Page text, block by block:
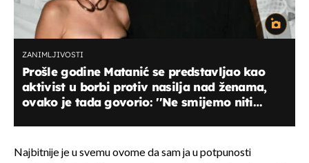
ZANIMLJIVOSTI
Prošle godine Matanić se predstavljao kao
aktivist u borbi protiv nasilja nad ženama,
ovako je tada govorio: ''Ne smijemo niti
Najbitnije je u svemu ovome da sam ja u potpunosti